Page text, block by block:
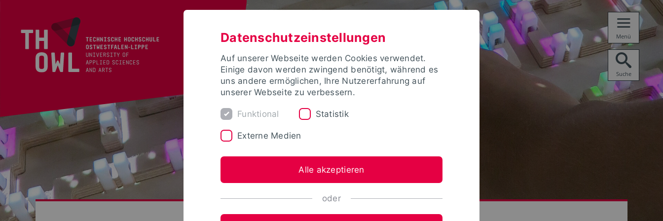
Menü
Suche
Datenschutzeinstellungen
Auf unserer Webseite werden Cookies verwendet.
Einige davon werden zwingend benötigt, während es
uns andere ermöglichen, Ihre Nutzererfahrung auf
unserer Webseite zu verbessern.
Funktional Statistik
Externe Medien
Alle akzeptieren
oder